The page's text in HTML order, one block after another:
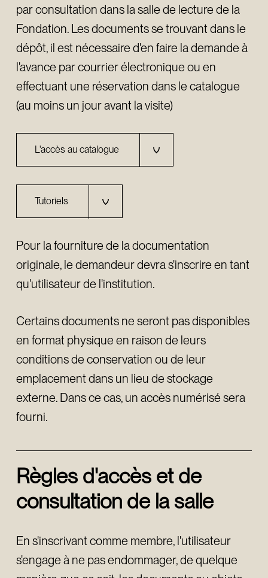
par consultation dans la salle de lecture de la
Fondation. Les documents se trouvant dans le
dépôt, il est nécessaire d'en faire la demande à
l'avance par courrier électronique ou en
effectuant une réservation dans le catalogue
(au moins un jour avant la visite)
L'accès au catalogue
Tutoriels
Pour la fourniture de la documentation
originale, le demandeur devra s'inscrire en tant
qu'utilisateur de l'institution.
Certains documents ne seront pas disponibles
en format physique en raison de leurs
conditions de conservation ou de leur
emplacement dans un lieu de stockage
externe. Dans ce cas, un accès numérisé sera
fourni.
Règles d'accès et de
consultation de la salle
En s'inscrivant comme membre, l'utilisateur
s'engage à ne pas endommager, de quelque